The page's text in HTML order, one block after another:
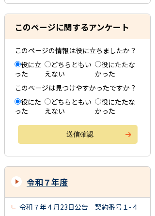
このページに関するアンケート
このページの情報は役に立ちましたか？
役に立
った
どちらともい
えない
役にたたな
かった
このページは見つけやすかったですか？
役にた
った
どちらともい
えない
役にたたな
かった
令和７年度
令和７年４月23日公告 契約番号１-４